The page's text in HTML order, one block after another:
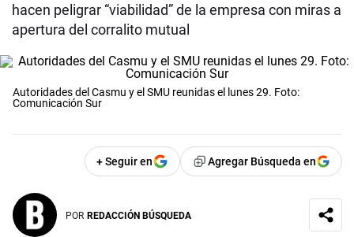
hacen peligrar “viabilidad” de la empresa con miras a
apertura del corralito mutual
Autoridades del Casmu y el SMU reunidas el lunes 29. Foto:
Comunicación Sur
+ Seguir en Agregar Búsqueda en
POR REDACCIÓN BÚSQUEDA